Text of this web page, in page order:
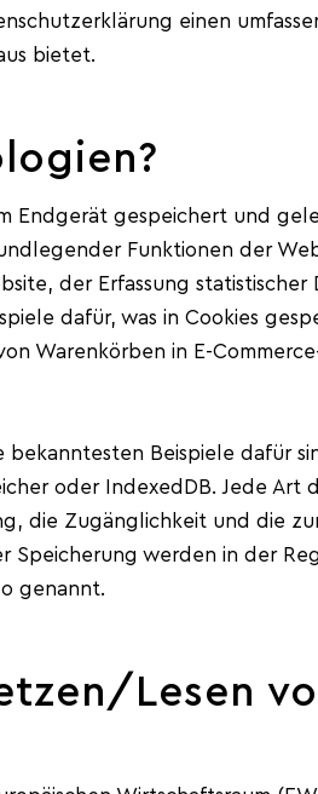
einen
bietet.
Endgerät gespeichert und
Funktionen der
der Erfassung statistischer
dafür, was in Cookies
Warenkörben in E-
Beispiele dafür
oder IndexedDB. Jede Art
die Zugänglichkeit und die
Speicherung werden in der
genannt.
Lesen